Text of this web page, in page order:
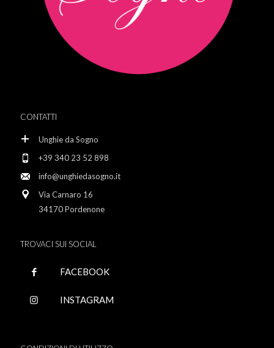
CONTATTI
Unghie da Sogno
+39 340 23 52 898
info@unghiedasogno.it
Via Carnaro 16
34170 Pordenone
TROVACI SUI SOCIAL
FACEBOOK
INSTAGRAM